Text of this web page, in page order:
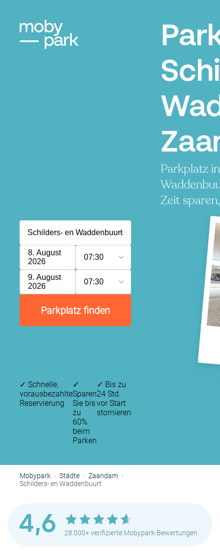
Parkplatz
Zeit
8. August
2026
07:30
9. August
2026
07:30
Parkplatz finden
✓ Schnelle,
vorausbezahlte
Reservierung
✓
Sparen
Sie bis
zu
60%
beim
Parken
✓ Bis zu
24 Std.
vor Start
stornieren
Mobypark Städte
Zaandam
Schilders- en Waddenbuurt
4,6 28.000+ verifizierte Mobypark-Bewertungen